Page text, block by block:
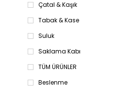
Çatal & Kaşık
Tabak & Kase
Suluk
Saklama Kabı
TÜM ÜRÜNLER
Beslenme